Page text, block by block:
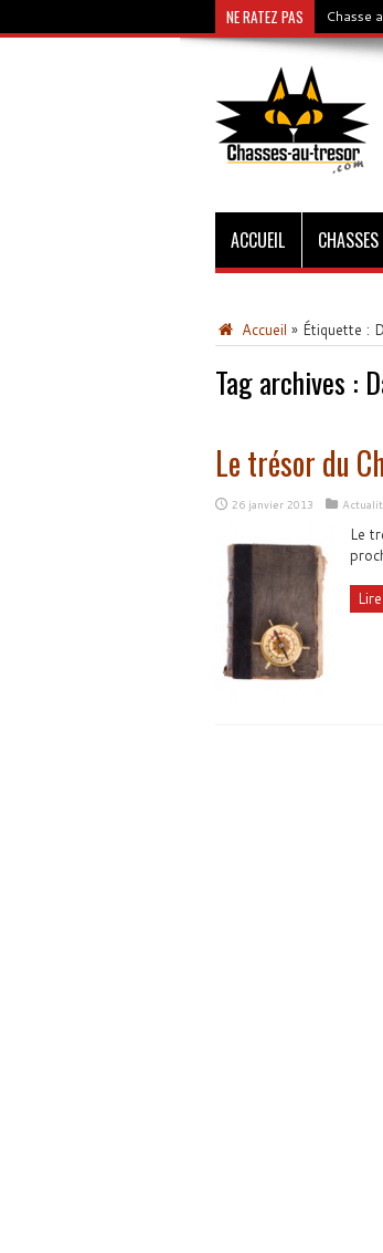
NE RATEZ PAS Chasse
ACCUEIL
Accueil » Étiquette :
Tag archives :
Le trésor du
26 janvier 2013
Le